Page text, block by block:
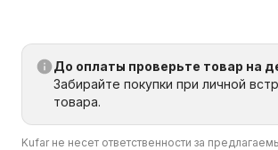
До оплаты проверьте товар на
Забирайте покупки при личной
товара.
Kufar не несет ответственности за